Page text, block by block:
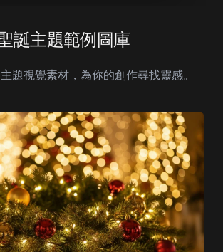
誕主題範例圖庫
題視覺素材，為你的創作尋找靈感。